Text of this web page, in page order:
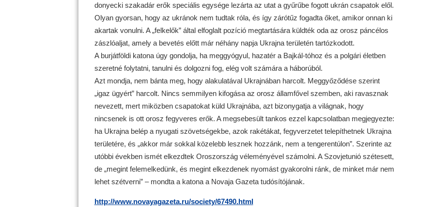
donyecki szakadár erők speciális egysége lezárta az utat a gyűrűbe fogott ukrán csapatok elől.
Olyan gyorsan, hogy az ukránok nem tudtak róla, és így zárótűz fogadta őket, amikor onnan ki
akartak vonulni. A „felkelők” által elfoglalt pozíció megtartására küldték oda az orosz páncélos
zászlóaljat, amely a bevetés előtt már néhány napja Ukrajna területén tartózkodott.
A burjátföldi katona úgy gondolja, ha meggyógyul, hazatér a Bajkál-tóhoz és a polgári életben
szeretné folytatni, tanulni és dolgozni fog, elég volt számára a háborúból.
Azt mondja, nem bánta meg, hogy alakulatával Ukrajnában harcolt. Meggyőződése szerint
„igaz ügyért” harcolt. Nincs semmilyen kifogása az orosz államfővel szemben, aki ravasznak
nevezett, mert miközben csapatokat küld Ukrajnába, azt bizonygatja a világnak, hogy
nincsenek is ott orosz fegyveres erők. A megsebesült tankos ezzel kapcsolatban megjegyezte:
ha Ukrajna belép a nyugati szövetségekbe, azok rakétákat, fegyverzetet telepíthetnek Ukrajna
területére, és „akkor már sokkal közelebb lesznek hozzánk, nem a tengerentúlon”. Szerinte az
utóbbi években ismét elkezdtek Oroszország véleményével számolni. A Szovjetunió szétesett,
de „megint felemelkedünk, és megint elkezdenek nyomást gyakorolni ránk, de minket már nem
lehet szétverni” – mondta a katona a Novaja Gazeta tudósítójának.
http://www.novayagazeta.ru/society/67490.html